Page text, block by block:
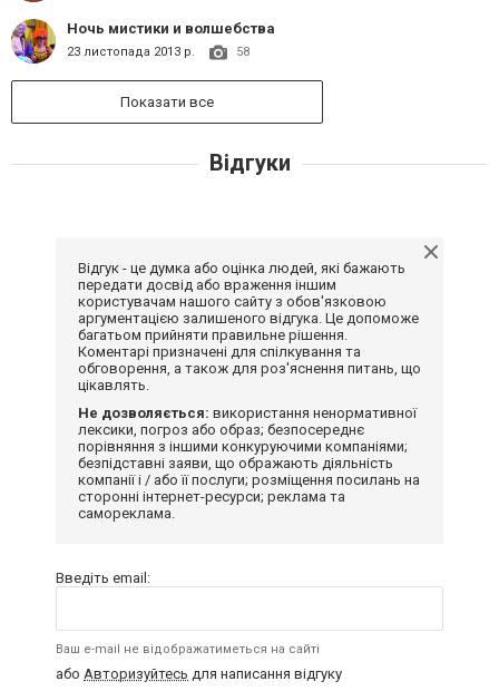
Ночь мистики и волшебства
23 листопада 2013 р. 58
Показати все
Відгуки
Відгук - це думка або оцінка людей, які бажають
передати досвід або враження іншим
користувачам нашого сайту з обов'язковою
аргументацією залишеного відгука. Це допоможе
багатьом прийняти правильне рішення.
Коментарі призначені для спілкування та
обговорення, а також для роз'яснення питань, що
цікавлять.
Не дозволяється: використання ненормативної
лексики, погроз або образ; безпосереднє
порівняння з іншими конкуруючими компаніями;
безпідставні заяви, що ображають діяльність
компанії і / або її послуги; розміщення посилань на
сторонні інтернет-ресурси; реклама та
самореклама.
Введіть email:
Ваш e-mail не відображатиметься на сайті
або Авторизуйтесь для написання відгуку